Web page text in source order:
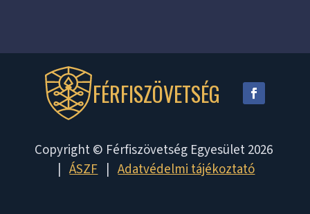
FÉRFISZÖVETSÉG
Copyright © Férfiszövetség Egyesület 2026
|ÁSZF|Adatvédelmi tájékoztató